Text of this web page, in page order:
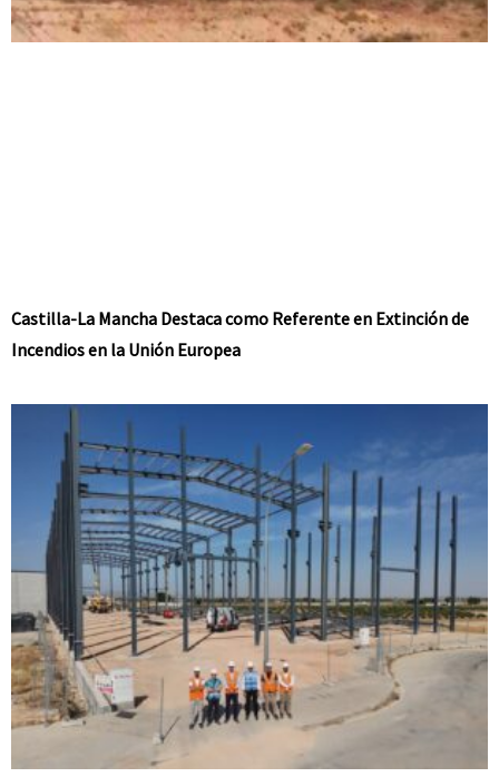
Castilla-La Mancha Destaca como Referente en Extinción de
Incendios en la Unión Europea